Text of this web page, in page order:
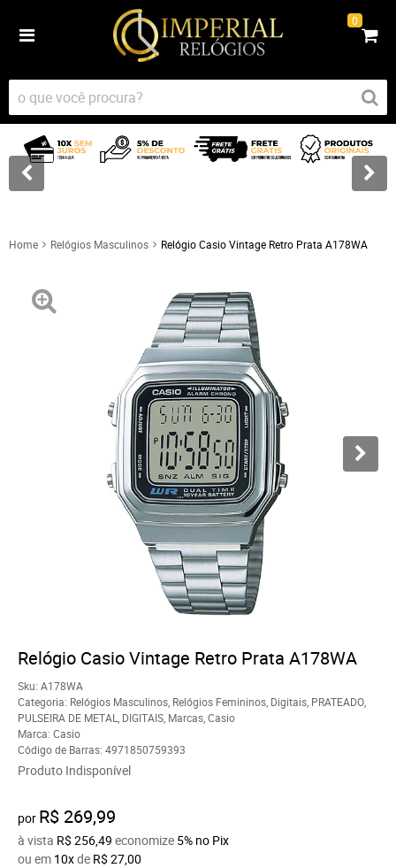
0
Home Relógios Masculinos Relógio Casio Vintage Retro Prata A178WA
Relógio Casio Vintage Retro Prata A178WA
Sku: A178WA
Categoria: Relógios Masculinos Relógios Femininos Digitais PRATEADO
PULSEIRA DE METAL
DIGITAIS Marcas Casio
Marca: Casio
Código de Barras: 4971850759393
Produto Indisponível
por R$ 269,99
à vista R$ 256,49 economize 5% no Pix
ou em 10xde R$ 27,00